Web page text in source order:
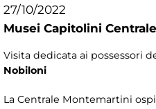
27/10/2022
Musei Capitolini
Visita dedicata ai possessori
Nobiloni
La Centrale Montemartini